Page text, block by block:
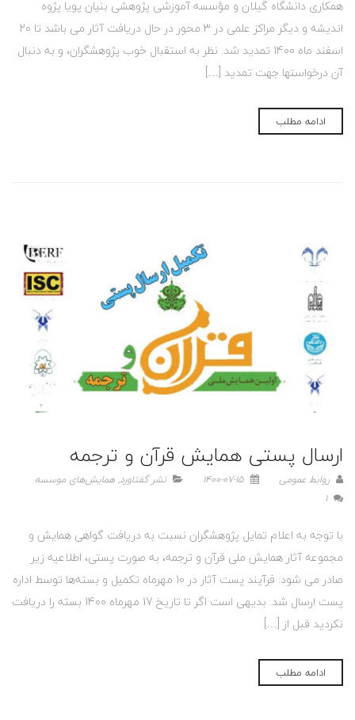
همکاری دانشگاه گیلان و مؤسسه آموزشی پژوهشی بنیان پویا پژوه
اندیشه و دیگر مراکز علمی در 3 محور در حال دریافت آثار می باشد تا 20
اسفند ماه 1400 تمدید شد. نظر به استقبال خوب پژوهشگران، و به دنبال
آن درخواستها جهت تمدید […]
ادامه مطلب
ارسال پستی همایش قرآن و ترجمه
روابط عمومی نشر گفتاورد,همایش‌های موسسه
1
با توجه به اعلام تمایل پژوهشگران نسبت به دریافت گواهی همایش و
مجموعه آثار همایش ملی قرآن و ترجمه، به صورت پستی، اطلاعیه زیر
صادر می شود: فرآیند پست آثار در 10 مهرماه تکمیل و بسته‌ها توسط اداره
پست ارسال شد. بدیهی است اگر تا تاریخ 17 مهرماه 1400 بسته را دریافت
نکردید قبل از […]
ادامه مطلب